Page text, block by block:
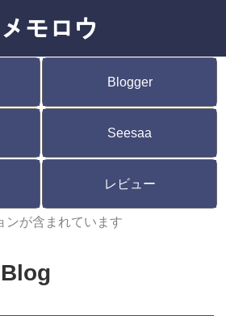
Blogger
Seesaa
レビュー
ンが含まれています